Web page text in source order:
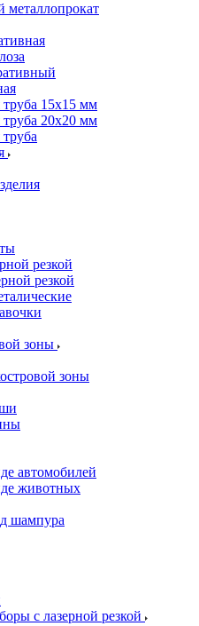
металлопрокат
труба 15х15 мм
труба 20х20 мм
резкой
резкой
зоны
зоны
автомобилей
животных
шампура
с лазерной резкой